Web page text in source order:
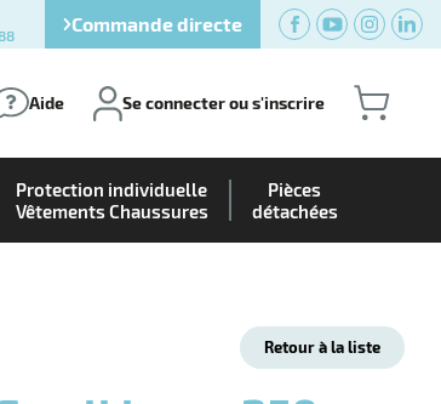
Commande directe
Aide Se connecter ou s'inscrire
Protection individuelle
Vêtements Chaussures
Pièces
détachées
Retour à la liste